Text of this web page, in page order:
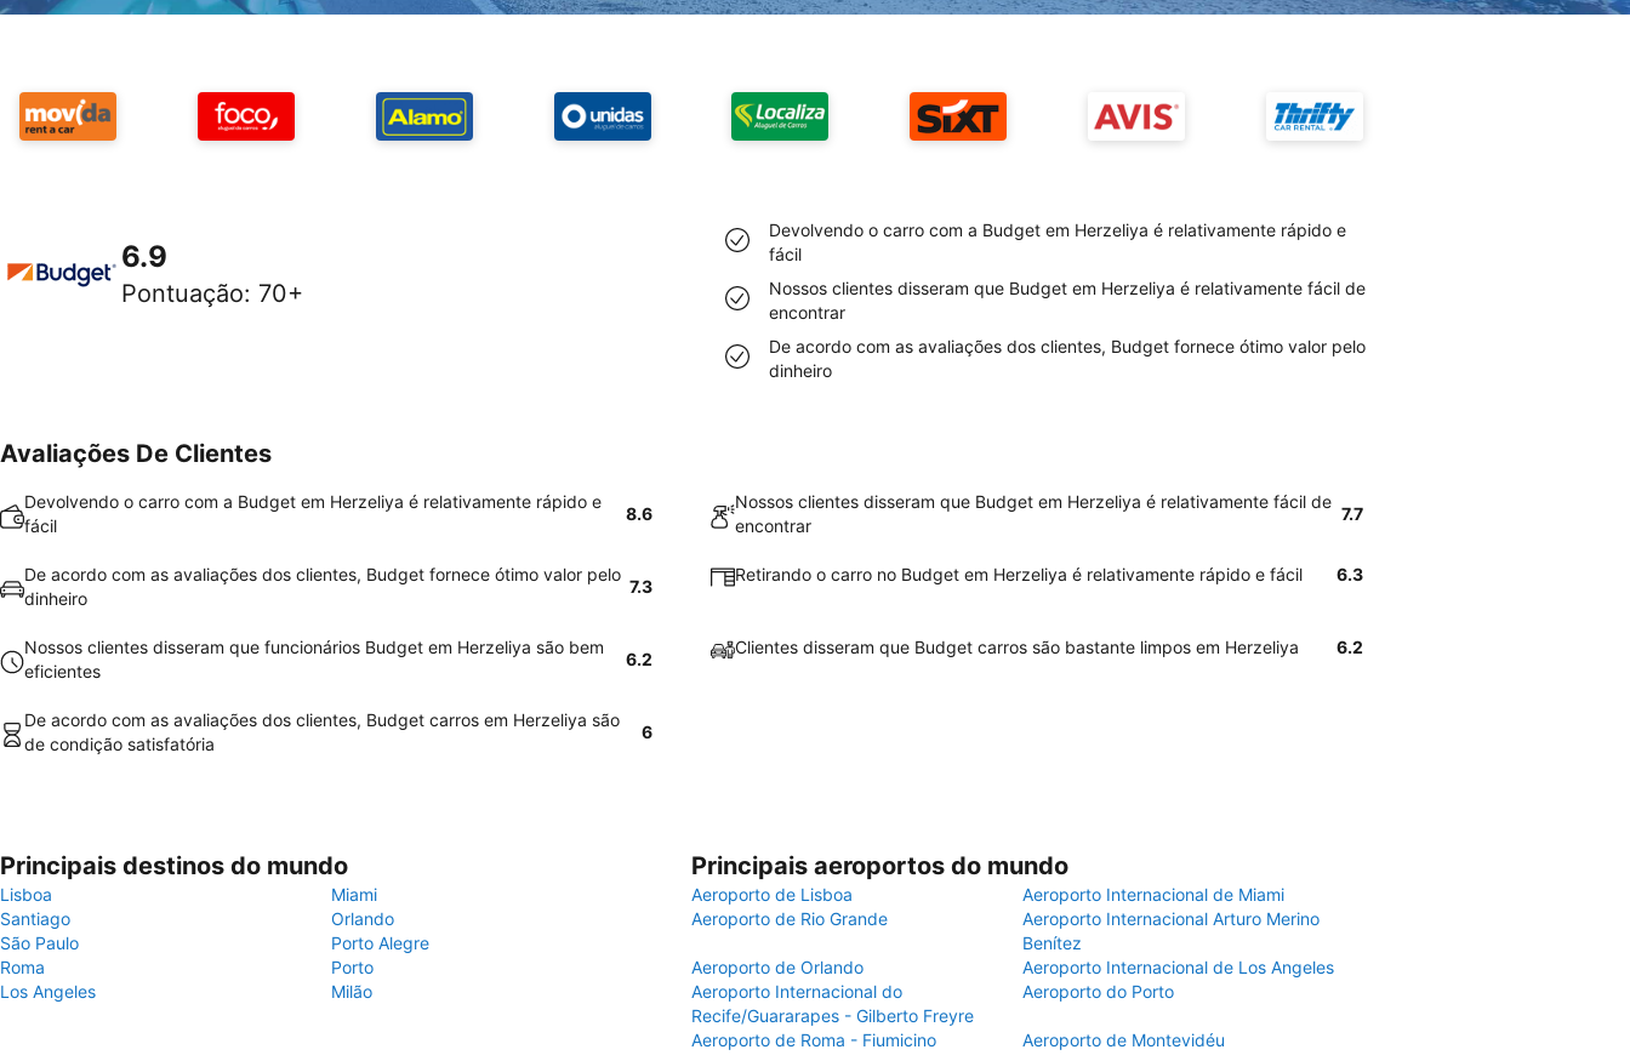
6.9
Pontuação: 70+
Devolvendo o carro com a Budget em Herzeliya é relativamente rápido e
fácil
Nossos clientes disseram que Budget em Herzeliya é relativamente fácil de
encontrar
De acordo com as avaliações dos clientes, Budget fornece ótimo valor pelo
dinheiro
Avaliações De Clientes
Devolvendo o carro com a Budget em Herzeliya é relativamente rápido e
fácil
8.6
Nossos clientes disseram que Budget em Herzeliya é relativamente fácil de
encontrar
7.7
De acordo com as avaliações dos clientes, Budget fornece ótimo valor pelo
dinheiro
7.3
Retirando o carro no Budget em Herzeliya é relativamente rápido e fácil 6.3
Nossos clientes disseram que funcionários Budget em Herzeliya são bem
eficientes
6.2
Clientes disseram que Budget carros são bastante limpos em Herzeliya 6.2
De acordo com as avaliações dos clientes, Budget carros em Herzeliya são
de condição satisfatória
6
Principais destinos do mundo
Lisboa
Miami
Santiago
Orlando
São Paulo
Porto Alegre
Roma
Porto
Los Angeles
Milão
Principais aeroportos do mundo
Aeroporto de Lisboa
Aeroporto Internacional de Miami
Aeroporto de Rio Grande
Aeroporto Internacional Arturo Merino
Benítez
Aeroporto de Orlando
Aeroporto Internacional de Los Angeles
Aeroporto Internacional do
Recife/Guararapes - Gilberto Freyre
Aeroporto do Porto
Aeroporto de Roma - Fiumicino Aeroporto de Montevidéu